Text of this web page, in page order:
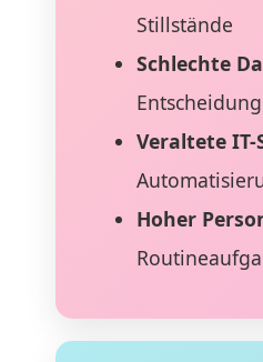
Stillstände
Schlechte
Veraltete IT-
Hoher